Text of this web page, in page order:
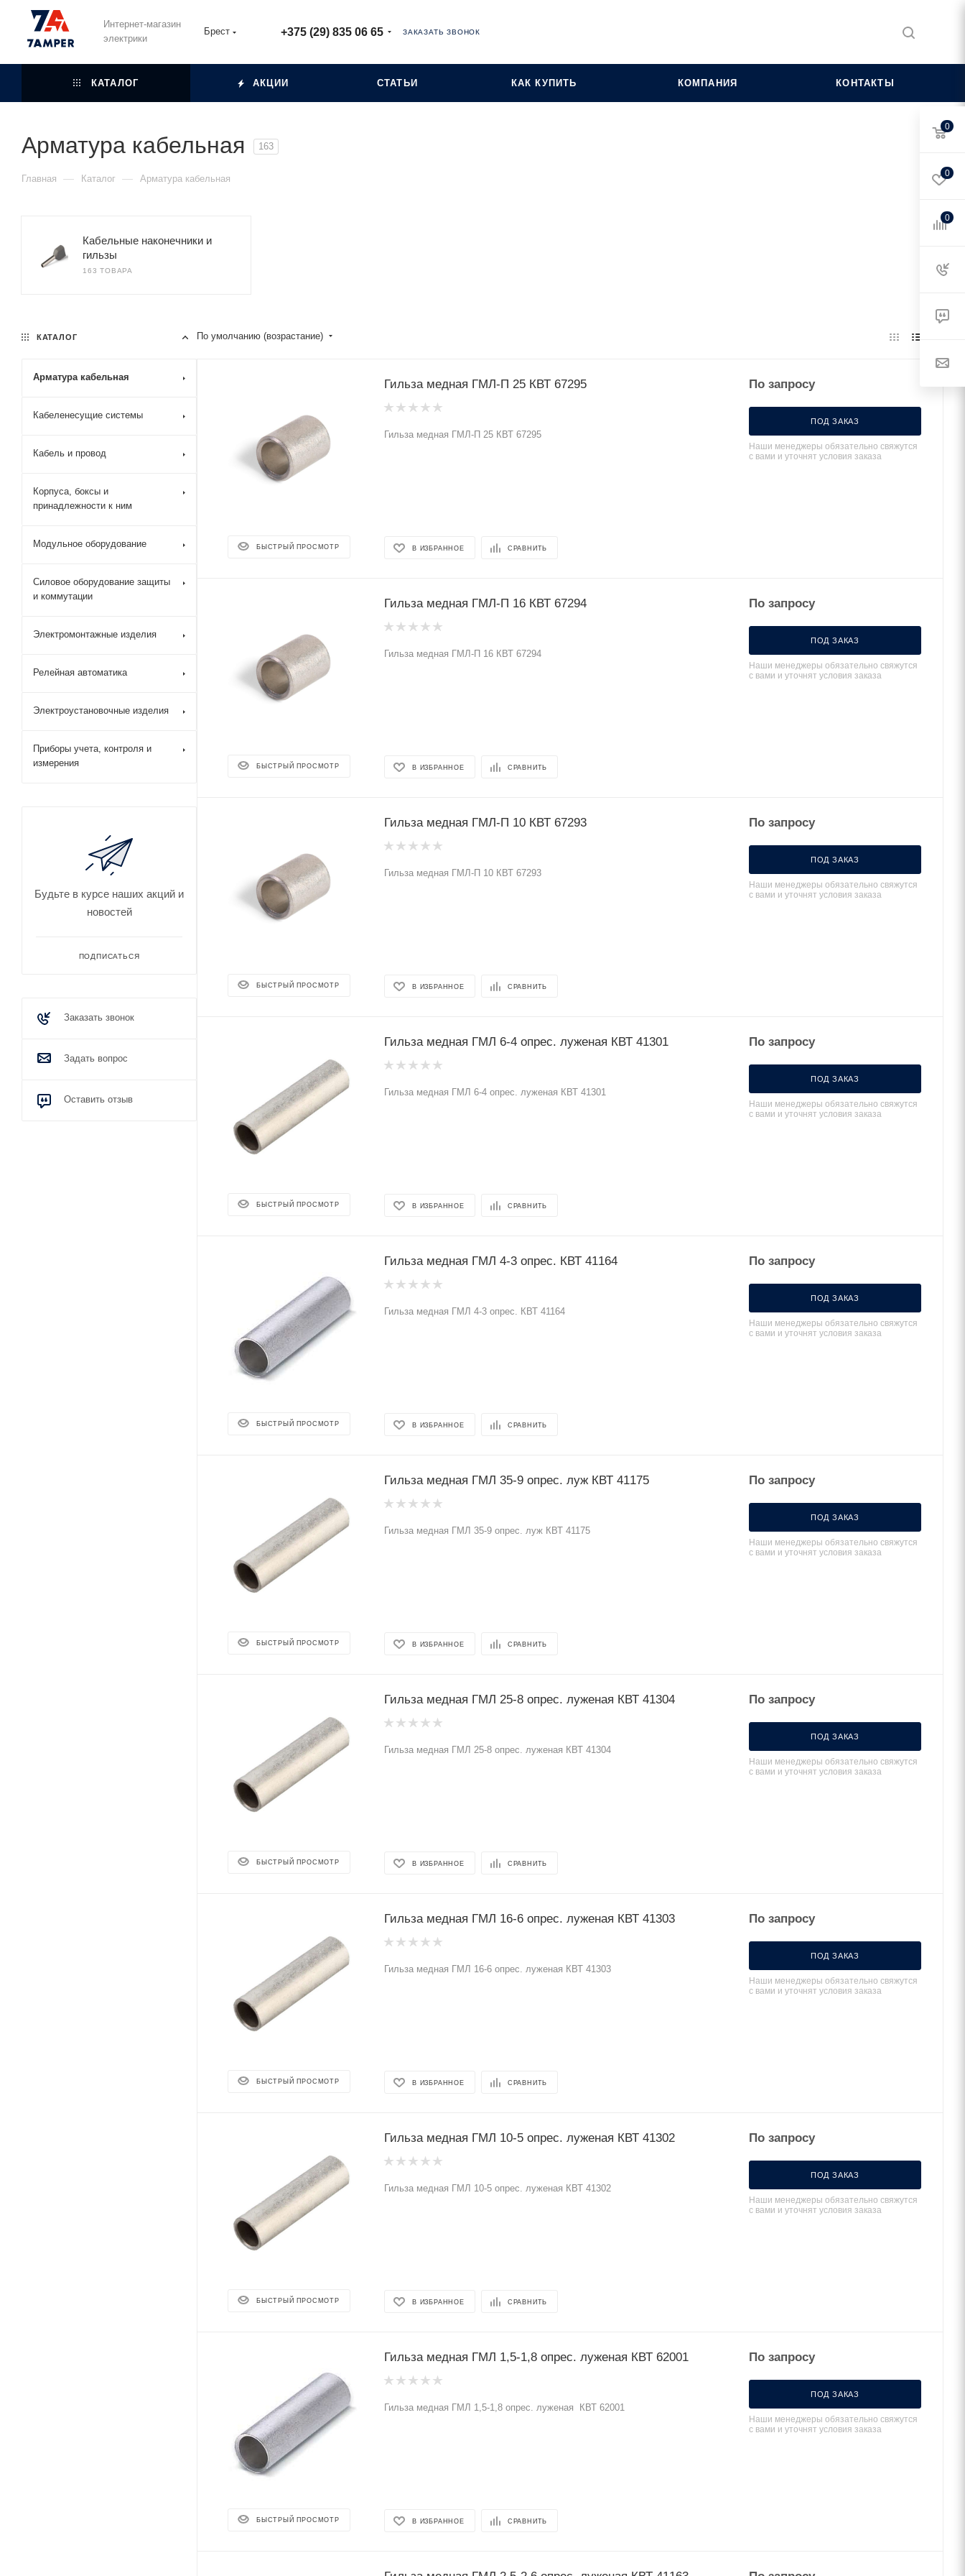
Интернет-магазин
электрики
Брест +375 (29) 835 06 65 ЗАКАЗАТЬ ЗВОНОК
КАТАЛОГ АКЦИИ СТАТЬИ КАК КУПИТЬ КОМПАНИЯ КОНТАКТЫ
Арматура кабельная 163
Главная — Каталог — Арматура кабельная
Кабельные наконечники и
гильзы
163 ТОВАРА
По умолчанию (возрастание)
БЫСТРЫЙ ПРОСМОТР
Гильза медная ГМЛ-П 25 КВТ 67295
Гильза медная ГМЛ-П 25 КВТ 67295
В ИЗБРАННОЕ СРАВНИТЬ
По запросу
ПОД ЗАКАЗ
Наши менеджеры обязательно свяжутся
с вами и уточнят условия заказа
БЫСТРЫЙ ПРОСМОТР
Гильза медная ГМЛ-П 16 КВТ 67294
Гильза медная ГМЛ-П 16 КВТ 67294
В ИЗБРАННОЕ СРАВНИТЬ
По запросу
ПОД ЗАКАЗ
Наши менеджеры обязательно свяжутся
с вами и уточнят условия заказа
БЫСТРЫЙ ПРОСМОТР
Гильза медная ГМЛ-П 10 КВТ 67293
Гильза медная ГМЛ-П 10 КВТ 67293
В ИЗБРАННОЕ СРАВНИТЬ
По запросу
ПОД ЗАКАЗ
Наши менеджеры обязательно свяжутся
с вами и уточнят условия заказа
БЫСТРЫЙ ПРОСМОТР
Гильза медная ГМЛ 6-4 опрес. луженая КВТ 41301
Гильза медная ГМЛ 6-4 опрес. луженая КВТ 41301
В ИЗБРАННОЕ СРАВНИТЬ
По запросу
ПОД ЗАКАЗ
Наши менеджеры обязательно свяжутся
с вами и уточнят условия заказа
БЫСТРЫЙ ПРОСМОТР
Гильза медная ГМЛ 4-3 опрес. КВТ 41164
Гильза медная ГМЛ 4-3 опрес. КВТ 41164
В ИЗБРАННОЕ СРАВНИТЬ
По запросу
ПОД ЗАКАЗ
Наши менеджеры обязательно свяжутся
с вами и уточнят условия заказа
БЫСТРЫЙ ПРОСМОТР
Гильза медная ГМЛ 35-9 опрес. луж КВТ 41175
Гильза медная ГМЛ 35-9 опрес. луж КВТ 41175
В ИЗБРАННОЕ СРАВНИТЬ
По запросу
ПОД ЗАКАЗ
Наши менеджеры обязательно свяжутся
с вами и уточнят условия заказа
БЫСТРЫЙ ПРОСМОТР
Гильза медная ГМЛ 25-8 опрес. луженая КВТ 41304
Гильза медная ГМЛ 25-8 опрес. луженая КВТ 41304
В ИЗБРАННОЕ СРАВНИТЬ
По запросу
ПОД ЗАКАЗ
Наши менеджеры обязательно свяжутся
с вами и уточнят условия заказа
БЫСТРЫЙ ПРОСМОТР
Гильза медная ГМЛ 16-6 опрес. луженая КВТ 41303
Гильза медная ГМЛ 16-6 опрес. луженая КВТ 41303
В ИЗБРАННОЕ СРАВНИТЬ
По запросу
ПОД ЗАКАЗ
Наши менеджеры обязательно свяжутся
с вами и уточнят условия заказа
БЫСТРЫЙ ПРОСМОТР
Гильза медная ГМЛ 10-5 опрес. луженая КВТ 41302
Гильза медная ГМЛ 10-5 опрес. луженая КВТ 41302
В ИЗБРАННОЕ СРАВНИТЬ
По запросу
ПОД ЗАКАЗ
Наши менеджеры обязательно свяжутся
с вами и уточнят условия заказа
БЫСТРЫЙ ПРОСМОТР
Гильза медная ГМЛ 1,5-1,8 опрес. луженая КВТ 62001
Гильза медная ГМЛ 1,5-1,8 опрес. луженая КВТ 62001
В ИЗБРАННОЕ СРАВНИТЬ
По запросу
ПОД ЗАКАЗ
Наши менеджеры обязательно свяжутся
с вами и уточнят условия заказа
КАТАЛОГ
Арматура кабельная
Кабеленесущие системы
Кабель и провод
Корпуса, боксы и
принадлежности к ним
Модульное оборудование
Силовое оборудование защиты
и коммутации
Электромонтажные изделия
Релейная автоматика
Электроустановочные изделия
Приборы учета, контроля и
измерения
Будьте в курсе наших акций и
новостей
ПОДПИСАТЬСЯ
Заказать звонок
Задать вопрос
Оставить отзыв
0
0
0